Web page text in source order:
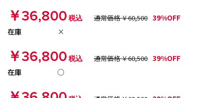
￥36,800税込 通常価格 ￥60,500 39%OFF
在庫
×
￥36,800税込 通常価格 ￥60,500 39%OFF
在庫
○